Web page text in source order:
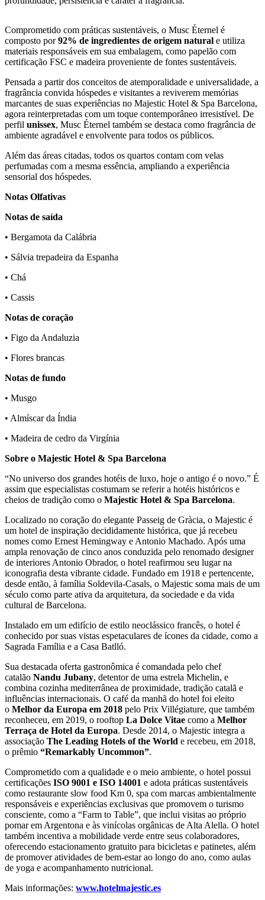
Comprometido com práticas sustentáveis, o Musc Éternel é
composto por92% de ingredientes de origem natural e utiliza
materiais responsáveis em sua embalagem, como papelão com
certificação FSC e madeira proveniente de fontes sustentáveis.
Pensada a partir dos conceitos de atemporalidade e universalidade, a
fragrância convida hóspedes e visitantes a reviverem memórias
marcantes de suas experiências no Majestic Hotel & Spa Barcelona,
agora reinterpretadas com um toque contemporâneo irresistível. De
perfil unissex, Musc Éternel também se destaca como fragrância de
ambiente agradável e envolvente para todos os públicos.
Além das áreas citadas, todos os quartos contam com velas
perfumadas com a mesma essência, ampliando a experiência
sensorial dos hóspedes.
Notas Olfativas
Notas de saída
• Bergamota da Calábria
• Sálvia trepadeira da Espanha
• Chá
• Cassis
Notas de coração
• Figo da Andaluzia
• Flores brancas
Notas de fundo
• Musgo
• Almíscar da Índia
• Madeira de cedro da Virgínia
Sobre o Majestic Hotel & Spa Barcelona
“No universo dos grandes hotéis de luxo, hoje o antigo é o novo.” É
assim que especialistas costumam se referir a hotéis históricos e
cheios de tradição como o Majestic Hotel & Spa Barcelona.
Localizado no coração do elegante Passeig de Gràcia, o Majestic é
um hotel de inspiração decididamente histórica, que já recebeu
nomes como Ernest Hemingway e Antonio Machado. Após uma
ampla renovação de cinco anos conduzida pelo renomado designer
de interiores Antonio Obrador, o hotel reafirmou seu lugar na
iconografia desta vibrante cidade. Fundado em 1918 e pertencente,
desde então, à família Soldevila-Casals, o Majestic soma mais de um
século como parte ativa da arquitetura, da sociedade e da vida
cultural de Barcelona.
Instalado em um edifício de estilo neoclássico francês, o hotel é
conhecido por suas vistas espetaculares de ícones da cidade, como a
Sagrada Família e a Casa Batlló.
Sua destacada oferta gastronômica é comandada pelo chef
catalão Nandu Jubany, detentor de uma estrela Michelin, e
combina cozinha mediterrânea de proximidade, tradição catalã e
influências internacionais. O café da manhã do hotel foi eleito
o Melhor da Europa em 2018 pelo Prix Villégiature, que também
reconheceu, em 2019, o rooftop La Dolce Vitae como a Melhor
Terraça de Hotel da Europa. Desde 2014, o Majestic integra a
associação The Leading Hotels of the World e recebeu, em 2018,
o prêmio “Remarkably Uncommon”.
Comprometido com a qualidade e o meio ambiente, o hotel possui
certificações ISO 9001 e ISO 14001 e adota práticas sustentáveis
como restaurante slow food Km 0, spa com marcas ambientalmente
responsáveis e experiências exclusivas que promovem o turismo
consciente, como a “Farm to Table”, que inclui visitas ao próprio
pomar em Argentona e às vinícolas orgânicas de Alta Alella. O hotel
também incentiva a mobilidade verde entre seus colaboradores,
oferecendo estacionamento gratuito para bicicletas e patinetes, além
de promover atividades de bem-estar ao longo do ano, como aulas
de yoga e acompanhamento nutricional.
Mais informações: www.hotelmajestic.es